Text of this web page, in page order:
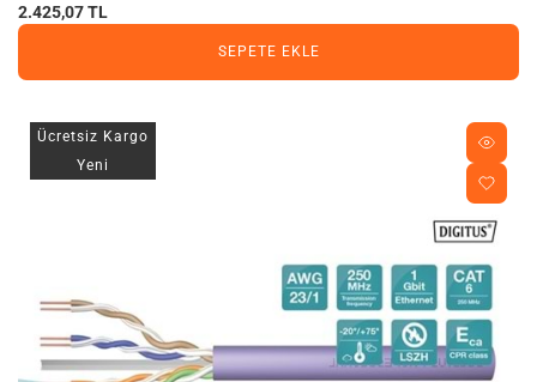
2.425,07 TL
SEPETE EKLE
Ücretsiz Kargo
Yeni